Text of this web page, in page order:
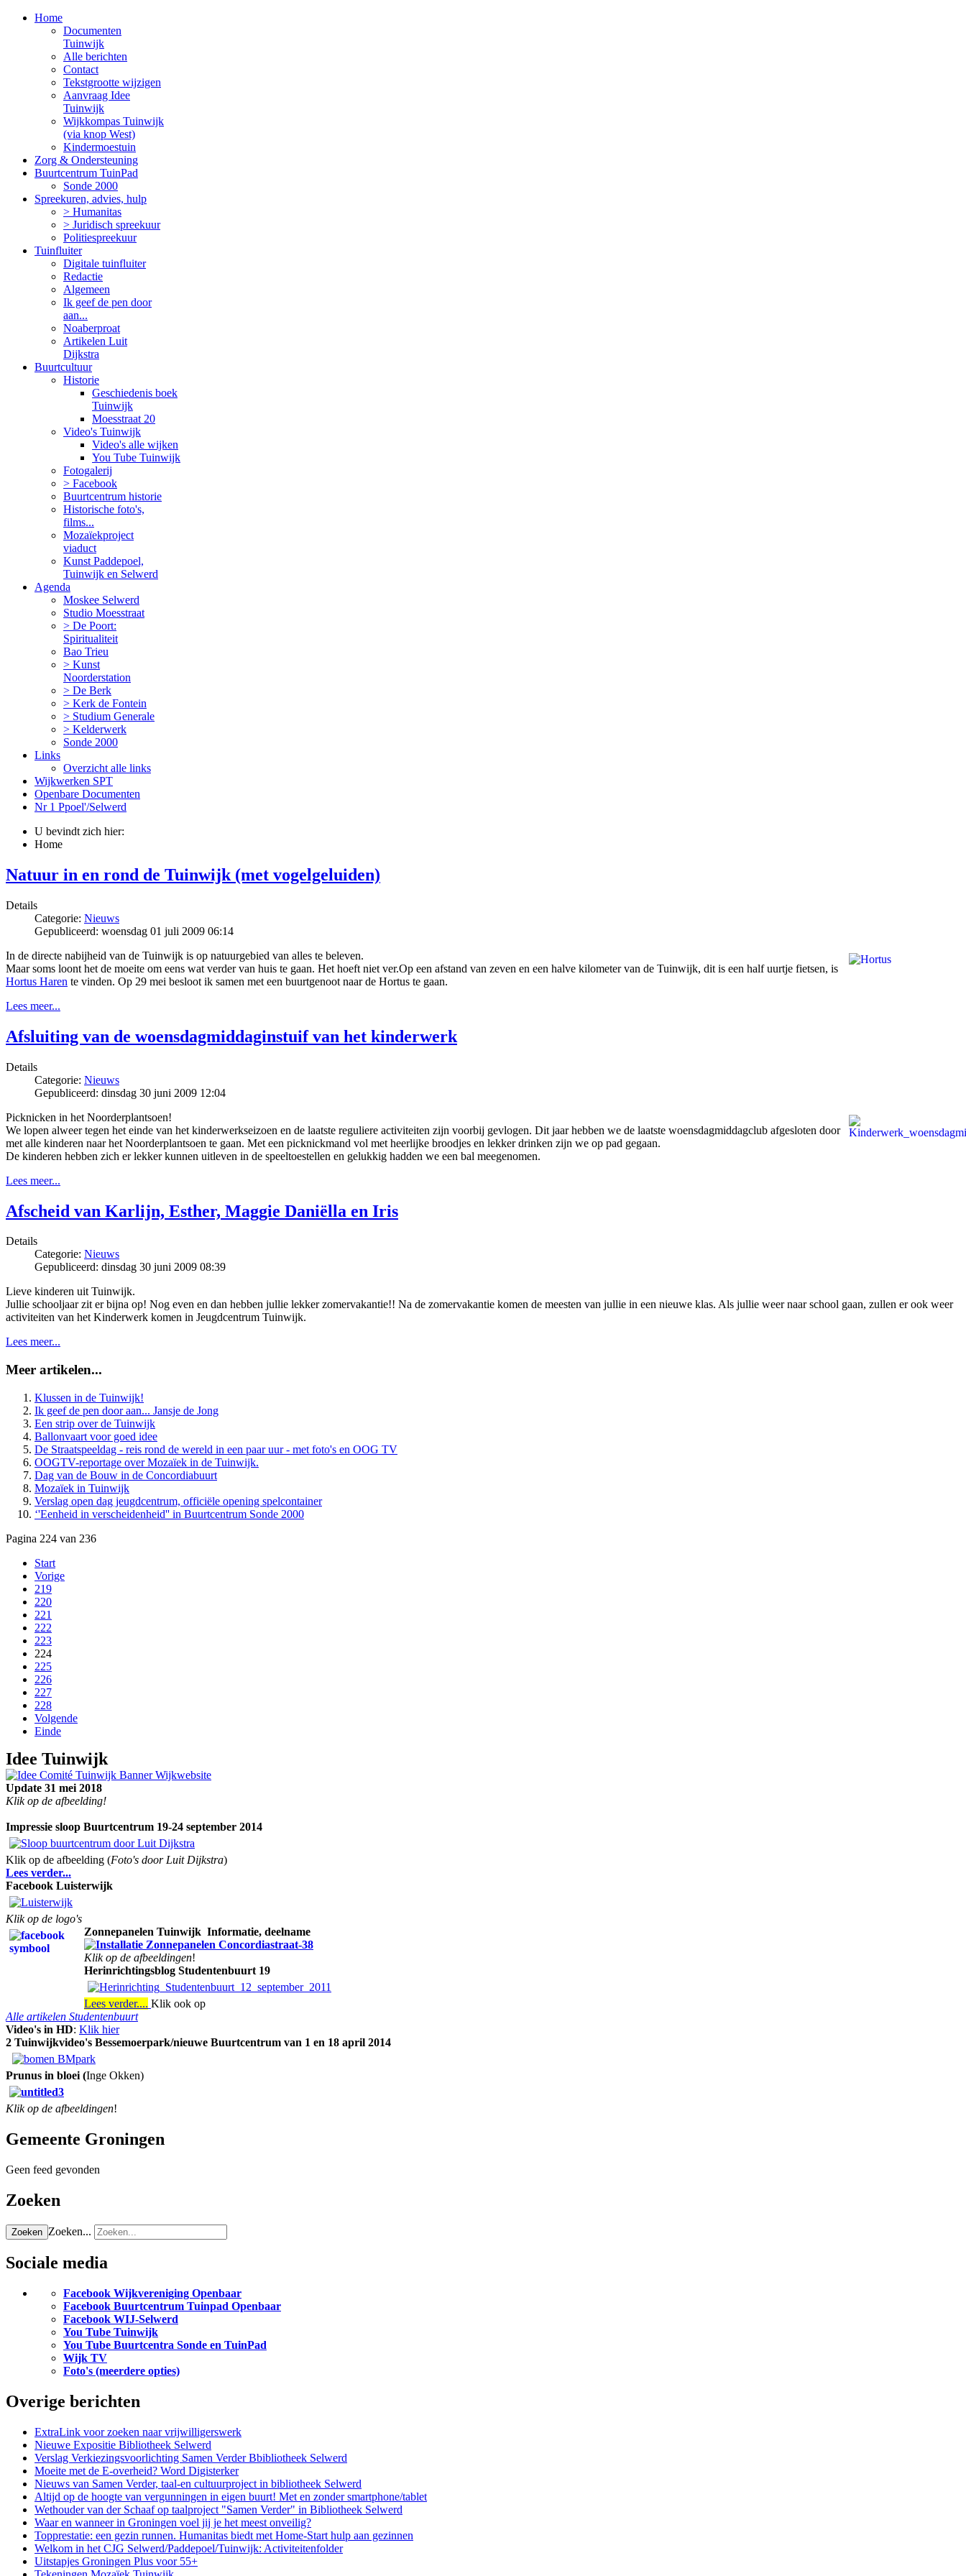
Home
Documenten
Tuinwijk
Alle berichten
Contact
Tekstgrootte wijzigen
Aanvraag Idee
Tuinwijk
Wijkkompas Tuinwijk
(via knop West)
Kindermoestuin
Zorg & Ondersteuning
Buurtcentrum TuinPad
Sonde 2000
Spreekuren, advies, hulp
> Humanitas
> Juridisch spreekuur
Politiespreekuur
Tuinfluiter
Digitale tuinfluiter
Redactie
Algemeen
Ik geef de pen door
aan...
Noaberproat
Artikelen Luit
Dijkstra
Buurtcultuur
Historie
Geschiedenis boek
Tuinwijk
Moesstraat 20
Video's Tuinwijk
Video's alle wijken
You Tube Tuinwijk
Fotogalerij
> Facebook
Buurtcentrum historie
Historische foto's,
films...
Mozaïekproject
viaduct
Kunst Paddepoel,
Tuinwijk en Selwerd
Agenda
Moskee Selwerd
Studio Moesstraat
> De Poort:
Spiritualiteit
Bao Trieu
> Kunst
Noorderstation
> De Berk
> Kerk de Fontein
> Studium Generale
> Kelderwerk
Sonde 2000
Links
Overzicht alle links
Wijkwerken SPT
Openbare Documenten
Nr 1 Ppoel'/Selwerd
U bevindt zich hier:
Home
Natuur in en rond de Tuinwijk (met vogelgeluiden)
Details
Categorie: Nieuws
Gepubliceerd: woensdag 01 juli 2009 06:14
In de directe nabijheid van de Tuinwijk is op natuurgebied van alles te beleven.
Maar soms loont het de moeite om eens wat verder van huis te gaan. Het hoeft niet ver.Op een afstand van zeven en een halve kilometer van de Tuinwijk, dit is een half uurtje fietsen, is
Hortus Haren te vinden. Op 29 mei besloot ik samen met een buurtgenoot naar de Hortus te gaan.
Lees meer...
Afsluiting van de woensdagmiddaginstuif van het kinderwerk
Details
Categorie: Nieuws
Gepubliceerd: dinsdag 30 juni 2009 12:04
Picknicken in het Noorderplantsoen!
We lopen alweer tegen het einde van het kinderwerkseizoen en de laatste reguliere activiteiten zijn voorbij gevlogen. Dit jaar hebben we de laatste woensdagmiddagclub afgesloten door
met alle kinderen naar het Noorderplantsoen te gaan. Met een picknickmand vol met heerlijke broodjes en lekker drinken zijn we op pad gegaan.
De kinderen hebben zich er lekker kunnen uitleven in de speeltoestellen en gelukkig hadden we een bal meegenomen.
Lees meer...
Afscheid van Karlijn, Esther, Maggie Daniëlla en Iris
Details
Categorie: Nieuws
Gepubliceerd: dinsdag 30 juni 2009 08:39
Lieve kinderen uit Tuinwijk.
Jullie schooljaar zit er bijna op! Nog even en dan hebben jullie lekker zomervakantie!! Na de zomervakantie komen de meesten van jullie in een nieuwe klas. Als jullie weer naar school gaan, zullen er ook weer
activiteiten van het Kinderwerk komen in Jeugdcentrum Tuinwijk.
Lees meer...
Meer artikelen...
Klussen in de Tuinwijk!
Ik geef de pen door aan... Jansje de Jong
Een strip over de Tuinwijk
Ballonvaart voor goed idee
De Straatspeeldag - reis rond de wereld in een paar uur - met foto's en OOG TV
OOGTV-reportage over Mozaïek in de Tuinwijk.
Dag van de Bouw in de Concordiabuurt
Mozaïek in Tuinwijk
Verslag open dag jeugdcentrum, officiële opening spelcontainer
‘'Eenheid in verscheidenheid'' in Buurtcentrum Sonde 2000
Pagina 224 van 236
Start
Vorige
219
220
221
222
223
224
225
226
227
228
Volgende
Einde
Idee Tuinwijk
Update 31 mei 2018
Klik op de afbeelding!
Impressie sloop Buurtcentrum 19-24 september 2014
Klik op de afbeelding (Foto's door Luit Dijkstra)
Lees verder...
Facebook Luisterwijk
Klik op de logo's
Zonnepanelen Tuinwijk Informatie, deelname
Klik op de afbeeldingen!
Herinrichtingsblog Studentenbuurt 19
Lees verder.... Klik ook op
Alle artikelen Studentenbuurt
Video's in HD: Klik hier
2 Tuinwijkvideo's Bessemoerpark/nieuwe Buurtcentrum van 1 en 18 april 2014
Prunus in bloei (Inge Okken)
Klik op de afbeeldingen!
Gemeente Groningen
Geen feed gevonden
Zoeken
Zoeken Zoeken...
Sociale media
Facebook Wijkvereniging Openbaar
Facebook Buurtcentrum Tuinpad Openbaar
Facebook WIJ-Selwerd
You Tube Tuinwijk
You Tube Buurtcentra Sonde en TuinPad
Wijk TV
Foto's (meerdere opties)
Overige berichten
ExtraLink voor zoeken naar vrijwilligerswerk
Nieuwe Expositie Bibliotheek Selwerd
Verslag Verkiezingsvoorlichting Samen Verder Bbibliotheek Selwerd
Moeite met de E-overheid? Word Digisterker
Nieuws van Samen Verder, taal-en cultuurproject in bibliotheek Selwerd
Altijd op de hoogte van vergunningen in eigen buurt! Met en zonder smartphone/tablet
Wethouder van der Schaaf op taalproject "Samen Verder" in Bibliotheek Selwerd
Waar en wanneer in Groningen voel jij je het meest onveilig?
Topprestatie: een gezin runnen. Humanitas biedt met Home-Start hulp aan gezinnen
Welkom in het CJG Selwerd/Paddepoel/Tuinwijk: Activiteitenfolder
Uitstapjes Groningen Plus voor 55+